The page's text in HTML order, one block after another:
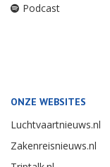
Podcast
ONZE WEBSITES
Luchtvaartnieuws.nl
Zakenreisnieuws.nl